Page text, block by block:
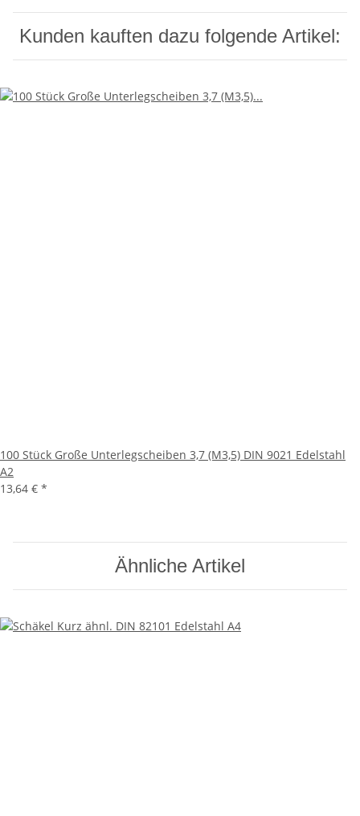
Kunden kauften dazu folgende Artikel:
100 Stück Große Unterlegscheiben 3,7 (M3,5) DIN 9021 Edelstahl
A2
13,64 € *
Ähnliche Artikel